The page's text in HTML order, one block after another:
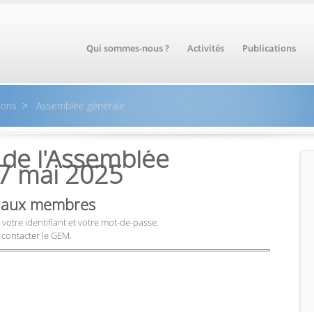
Qui sommes-nous ? Activités Publications
> Assemblée générale
l'Assemblée
mai 2025
membres
identifiant et votre mot-de-passe.
le GEM.